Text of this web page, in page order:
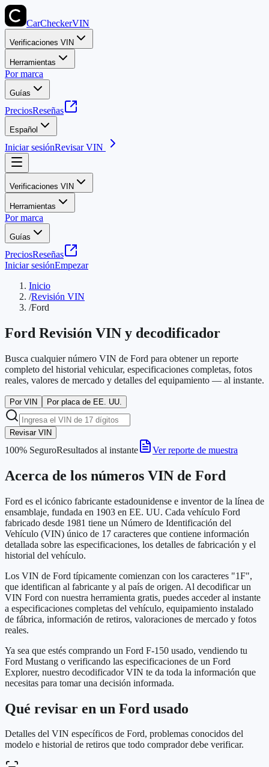
CarCheckerVIN
Verificaciones VIN
Herramientas
Por marca
Guías
PreciosReseñas
Español
Iniciar sesiónRevisar VIN
Verificaciones VIN
Herramientas
Por marca
Guías
PreciosReseñas
Iniciar sesiónEmpezar
Inicio
/Revisión VIN
/Ford
Ford Revisión VIN y decodificador
Busca cualquier número VIN de Ford para obtener un reporte
completo del historial vehicular, especificaciones completas, fotos
reales, valores de mercado y detalles del equipamiento — al instante.
Por VIN Por placa de EE. UU.
Revisar VIN
100% SeguroResultados al instante Ver reporte de muestra
Acerca de los números VIN de Ford
Ford es el icónico fabricante estadounidense e inventor de la línea de
ensamblaje, fundada en 1903 en EE. UU. Cada vehículo Ford
fabricado desde 1981 tiene un Número de Identificación del
Vehículo (VIN) único de 17 caracteres que contiene información
detallada sobre las especificaciones, los detalles de fabricación y el
historial del vehículo.
Los VIN de Ford típicamente comienzan con los caracteres "1F",
que identifican al fabricante y al país de origen. Al decodificar un
VIN Ford con nuestra herramienta gratis, puedes acceder al instante
a especificaciones completas del vehículo, equipamiento instalado
de fábrica, información de retiros, valoraciones de mercado y fotos
reales.
Ya sea que estés comprando un Ford F-150 usado, vendiendo tu
Ford Mustang o verificando las especificaciones de un Ford
Explorer, nuestro decodificador VIN te da toda la información que
necesitas para tomar una decisión informada.
Qué revisar en un Ford usado
Detalles del VIN específicos de Ford, problemas conocidos del
modelo e historial de retiros que todo comprador debe verificar.